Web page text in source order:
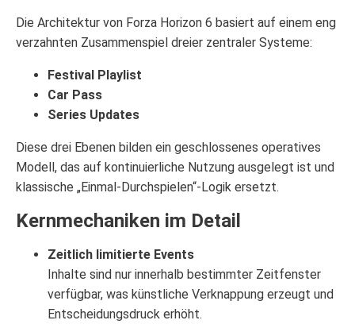
Die Architektur von Forza Horizon 6 basiert auf einem eng
verzahnten Zusammenspiel dreier zentraler Systeme:
Festival Playlist
Car Pass
Series Updates
Diese drei Ebenen bilden ein geschlossenes operatives
Modell, das auf kontinuierliche Nutzung ausgelegt ist und
klassische „Einmal-Durchspielen“-Logik ersetzt.
Kernmechaniken im Detail
Zeitlich limitierte Events
Inhalte sind nur innerhalb bestimmter Zeitfenster
verfügbar, was künstliche Verknappung erzeugt und
Entscheidungsdruck erhöht.